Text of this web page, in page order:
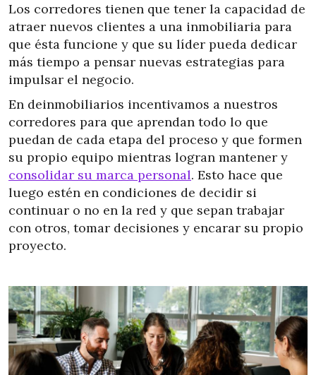
Los corredores tienen que tener la capacidad de
atraer nuevos clientes a una inmobiliaria para
que ésta funcione y que su líder pueda dedicar
más tiempo a pensar nuevas estrategias para
impulsar el negocio.
En deinmobiliarios incentivamos a nuestros
corredores para que aprendan todo lo que
puedan de cada etapa del proceso y que formen
su propio equipo mientras logran mantener y
consolidar su marca personal. Esto hace que
luego estén en condiciones de decidir si
continuar o no en la red y que sepan trabajar
con otros, tomar decisiones y encarar su propio
proyecto.